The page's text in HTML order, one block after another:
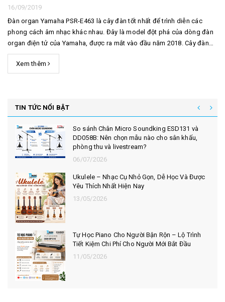
16/09/2019
Đàn organ Yamaha PSR-E463 là cây đàn tốt nhất để trình diễn các
phong cách âm nhạc khác nhau. Đây là model đột phá của dòng đàn
organ điện tử của Yamaha, được ra mắt vào đầu năm 2018. Cây đàn
này được đánh giá cao cả về việc đáp ứng cả nhu cầu học tập, giải trí
và trình diễn sân khấu. Cùng Thăng ...
Xem thêm
TIN TỨC NỔI BẬT
So sánh Chân Micro Soundking ESD131 và
DD058B: Nên chọn mẫu nào cho sân khấu,
phòng thu và livestream?
06/07/2026
Ukulele – Nhạc Cụ Nhỏ Gọn, Dễ Học Và Được
Yêu Thích Nhất Hiện Nay
13/05/2026
Tự Học Piano Cho Người Bận Rộn – Lộ Trình
Tiết Kiệm Chi Phí Cho Người Mới Bắt Đầu
11/05/2026